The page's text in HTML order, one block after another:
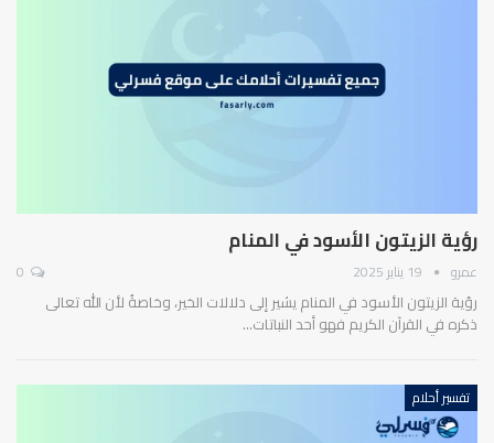
رؤية الزيتون الأسود في المنام
عمرو 19 يناير 2025
رؤية الزيتون الأسود في المنام يشير إلى دلالات الخير، وخاصةُ لأن الله تعالى
ذكره في القرآن الكريم فهو أحد النباتات…
تفسير أحلام